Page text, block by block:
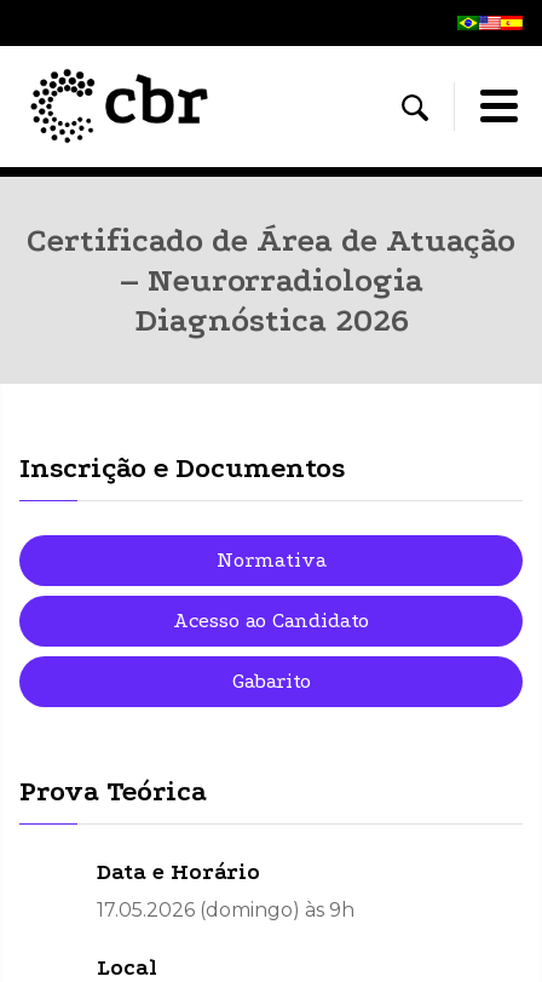
Certificado de Área de Atuação
– Neurorradiologia
Diagnóstica 2026
Inscrição e Documentos
Normativa
Acesso ao Candidato
Gabarito
Prova Teórica
Data e Horário
17.05.2026 (domingo) às 9h
Local